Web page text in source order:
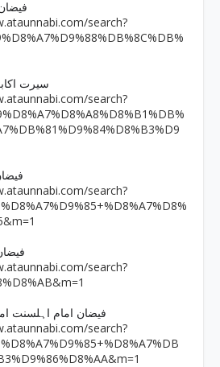
��
search?
�� سیرت
search?
��
search?
��
search?
�� فیضان امام اہلسنت
search?